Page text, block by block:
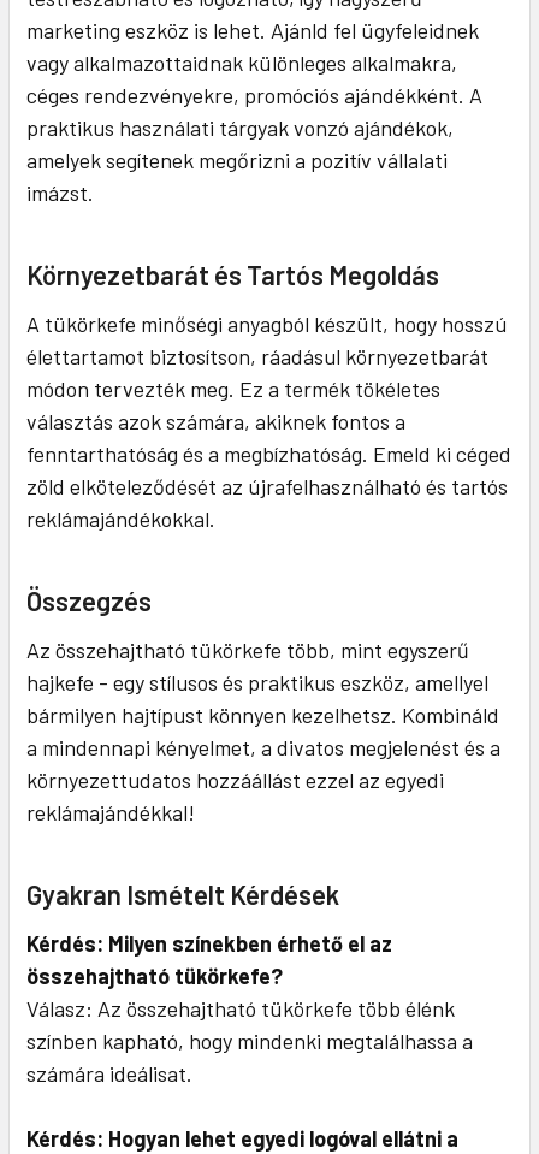
marketing eszköz is lehet. Ajánld fel ügyfeleidnek
vagy alkalmazottaidnak különleges alkalmakra,
céges rendezvényekre, promóciós ajándékként. A
praktikus használati tárgyak vonzó ajándékok,
amelyek segítenek megőrizni a pozitív vállalati
imázst.
Környezetbarát és Tartós Megoldás
A tükörkefe minőségi anyagból készült, hogy hosszú
élettartamot biztosítson, ráadásul környezetbarát
módon tervezték meg. Ez a termék tökéletes
választás azok számára, akiknek fontos a
fenntarthatóság és a megbízhatóság. Emeld ki céged
zöld elköteleződését az újrafelhasználható és tartós
reklámajándékokkal.
Összegzés
Az összehajtható tükörkefe több, mint egyszerű
hajkefe - egy stílusos és praktikus eszköz, amellyel
bármilyen hajtípust könnyen kezelhetsz. Kombináld
a mindennapi kényelmet, a divatos megjelenést és a
környezettudatos hozzáállást ezzel az egyedi
reklámajándékkal!
Gyakran Ismételt Kérdések
Kérdés: Milyen színekben érhető el az
összehajtható tükörkefe?
Válasz: Az összehajtható tükörkefe több élénk
színben kapható, hogy mindenki megtalálhassa a
számára ideálisat.
Kérdés: Hogyan lehet egyedi logóval ellátni a